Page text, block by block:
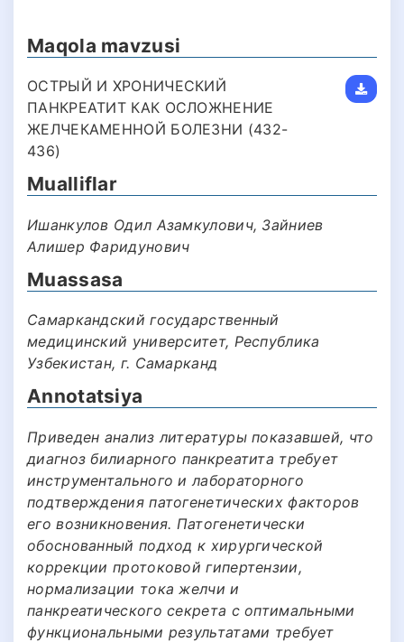
Maqola mavzusi
ОСТРЫЙ И ХРОНИЧЕСКИЙ
ПАНКРЕАТИТ КАК ОСЛОЖНЕНИЕ
ЖЕЛЧЕКАМЕННОЙ БОЛЕЗНИ (432-
436)
Mualliflar
Ишанкулов Одил Азамкулович, Зайниев
Алишер Фаридунович
Muassasa
Самаркандский государственный
медицинский университет, Республика
Узбекистан, г. Самарканд
Annotatsiya
Приведен анализ литературы показавшей, что
диагноз билиарного панкреатита требует
инструментального и лабораторного
подтверждения патогенетических факторов
его возникновения. Патогенетически
обоснованный подход к хирургической
коррекции протоковой гипертензии,
нормализации тока желчи и
панкреатического секрета с оптимальными
функциональными результатами требует